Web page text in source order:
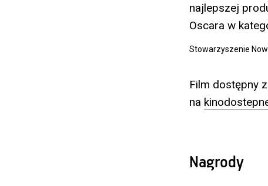
najlepszej
Oscara w
Stowarzyszenie
Film dostępny
na
Nagrody